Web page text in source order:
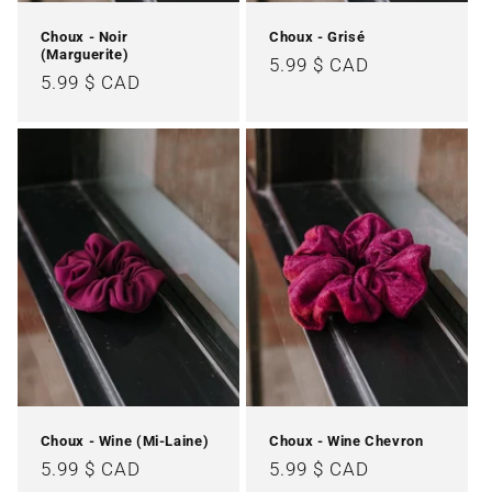
Choux - Noir
(Marguerite)
Prix
5.99 $ CAD
Choux - Grisé
Prix
5.99 $ CAD
Choux - Wine (Mi-Laine)
Prix
5.99 $ CAD
Choux - Wine Chevron
Prix
5.99 $ CAD